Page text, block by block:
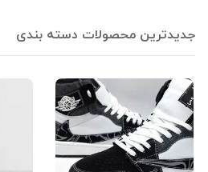
جدیدترین محصولات دسته بندی